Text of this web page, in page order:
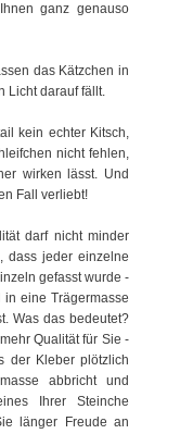
ganz genauso
das Kätzchen in
Licht darauf fällt.
kein echter Kitsch,
nicht fehlen,
wirken lässt. Und
Fall verliebt!
darf nicht minder
dass jeder einzelne
gefasst wurde -
eine Trägermasse
Was das bedeutet?
Qualität für Sie -
der Kleber plötzlich
abbricht und
Ihrer Steinche
länger Freude an